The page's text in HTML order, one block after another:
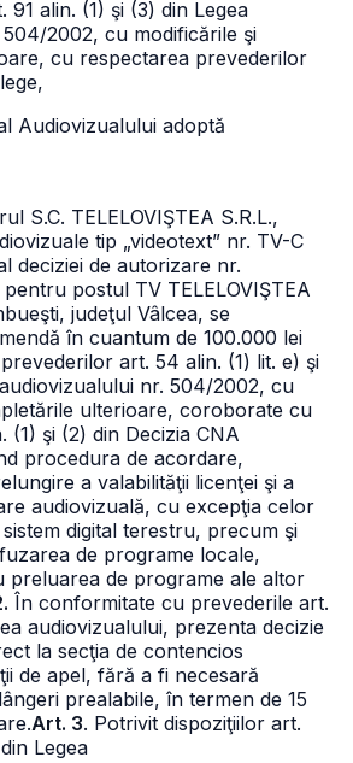
91 alin. (1) şi (3) din Legea
2002, cu modificările şi
cu respectarea prevederilor
Audiovizualului adoptă
S.C. TELELOVIŞTEA S.R.L.,
tip „videotext” nr. TV-C
deciziei de autorizare nr.
postul TV TELELOVIŞTEA
judeţul Vâlcea, se
în cuantum de 100.000 lei
art. 54 alin. (1) lit. e) şi
nr. 504/2002, cu
ulterioare, coroborate cu
(1) şi (2) din Decizia CNA
procedura de acordare,
a valabilităţii licenţei şi a
audiovizuală, cu excepţia celor
digital terestru, precum şi
de programe locale,
preluarea de programe ale altor
În conformitate cu prevederile art.
audiovizualului, prezenta decizie
la secţia de contencios
de apel, fără a fi necesară
prealabile, în termen de 15
Art. 3. Potrivit dispoziţiilor art.
Legea